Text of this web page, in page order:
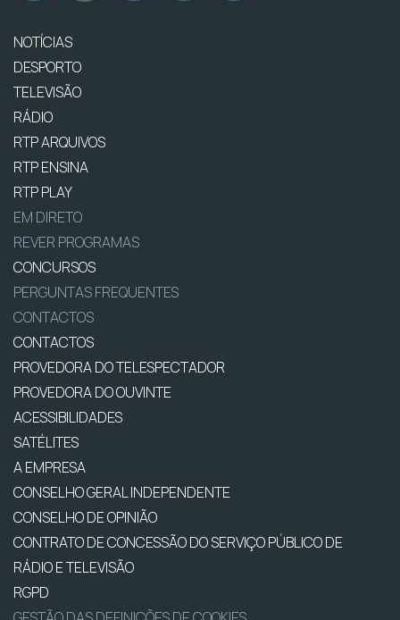
NOTÍCIAS
DESPORTO
TELEVISÃO
RÁDIO
RTP ARQUIVOS
RTP ENSINA
RTP PLAY
EM DIRETO
REVER PROGRAMAS
CONCURSOS
PERGUNTAS FREQUENTES
CONTACTOS
CONTACTOS
PROVEDORA DO TELESPECTADOR
PROVEDORA DO OUVINTE
ACESSIBILIDADES
SATÉLITES
A EMPRESA
CONSELHO GERAL INDEPENDENTE
CONSELHO DE OPINIÃO
CONTRATO DE CONCESSÃO DO SERVIÇO PÚBLICO DE
RÁDIO E TELEVISÃO
RGPD